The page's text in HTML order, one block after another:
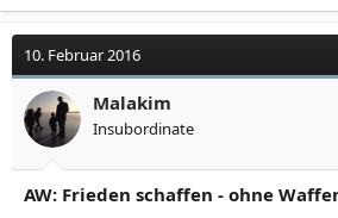
10. Februar 2016
Malakim
Insubordinate
AW: Frieden schaffen - ohne